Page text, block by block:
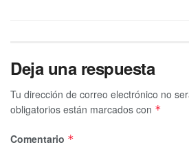
Deja una respuesta
Tu dirección de correo electrónico no
obligatorios están marcados con *
Comentario *